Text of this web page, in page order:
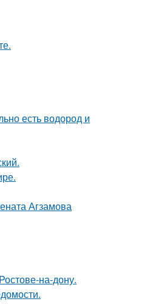
есть водород и
Агзамова
на-дону.